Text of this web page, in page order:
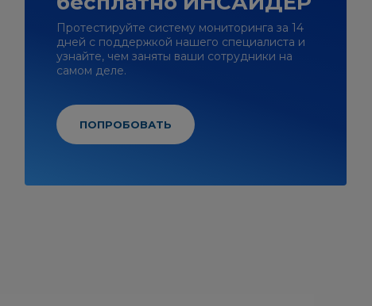
Протестируйте систему мониторинга за 14
дней с поддержкой нашего специалиста и
узнайте, чем заняты ваши сотрудники на
самом деле.
ПОПРОБОВАТЬ